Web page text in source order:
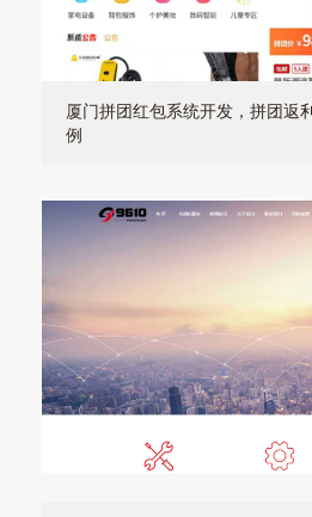
厦门拼团红包系统开发，拼团返
例